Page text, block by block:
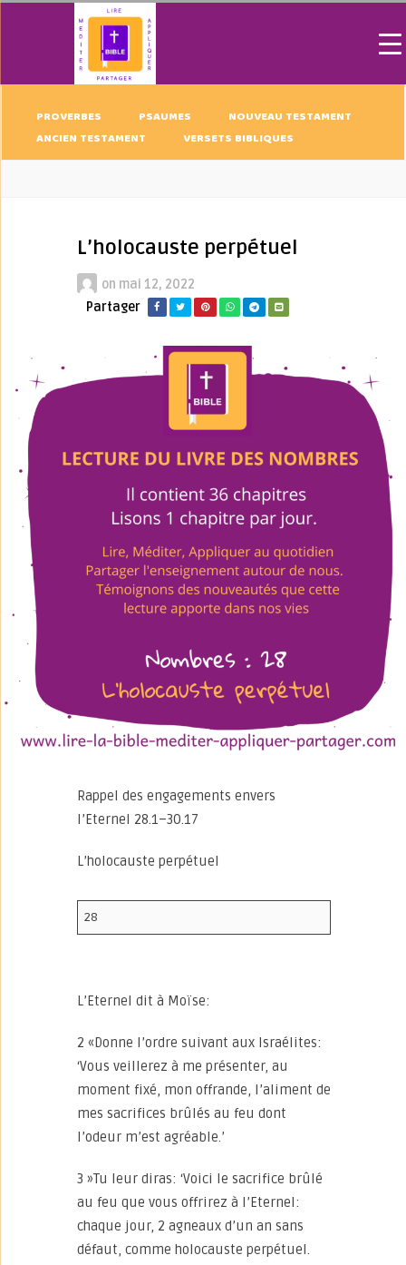
PROVERBES PSAUMES
NOUVEAU TESTAMENT
ANCIEN TESTAMENT
VERSETS BIBLIQUES
L’holocauste perpétuel
on mai 12, 2022
Partager
Rappel des engagements envers
l’Eternel 28.1–30.17
L’holocauste perpétuel
28
L’Eternel dit à Moïse:
2 «Donne l’ordre suivant aux Israélites:
‘Vous veillerez à me présenter, au
moment fixé, mon offrande, l’aliment de
mes sacrifices brûlés au feu dont
l’odeur m’est agréable.’
3 »Tu leur diras: ‘Voici le sacrifice brûlé
au feu que vous offrirez à l’Eternel:
chaque jour, 2 agneaux d’un an sans
défaut, comme holocauste perpétuel.